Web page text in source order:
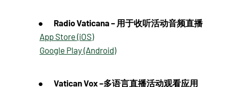
● Radio Vaticana – 用于收听活动音频直播
App Store (iOS)
Google Play (Android)
● Vatican Vox –多语言直播活动观看应用